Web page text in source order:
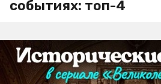
событиях: топ-4